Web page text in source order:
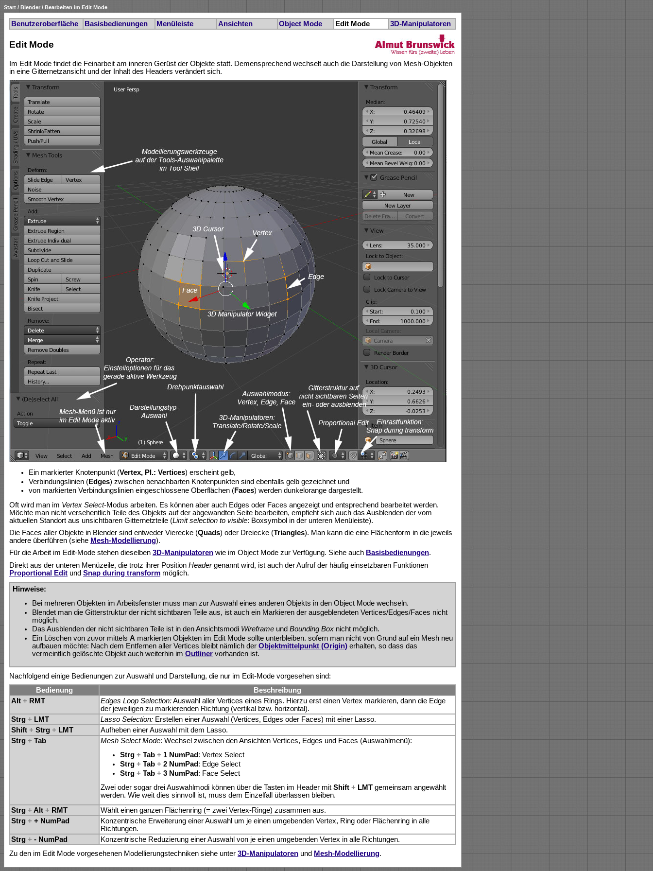
Start / Blender / Bearbeiten im Edit Mode
Benutzeroberfläche Basisbedienungen Menüleiste Ansichten Object Mode Edit Mode 3D-Manipulatoren
Edit Mode
Im Edit Mode findet die Feinarbeit am inneren Gerüst der Objekte statt. Demensprechend wechselt auch die Darstellung von Mesh-Objekten
in eine Gitternetzansicht und der Inhalt des Headers verändert sich.
Ein markierter Knotenpunkt (Vertex, Pl.: Vertices) erscheint gelb,
Verbindungslinien (Edges) zwischen benachbarten Knotenpunkten sind ebenfalls gelb gezeichnet und
von markierten Verbindungslinien eingeschlossene Oberflächen (Faces) werden dunkelorange dargestellt.
Oft wird man im Vertex Select-Modus arbeiten. Es können aber auch Edges oder Faces angezeigt und entsprechend bearbeitet werden.
Möchte man nicht versehentlich Teile des Objekts auf der abgewandten Seite bearbeiten, empfieht sich auch das Ausblenden der vom
aktuellen Standort aus unsichtbaren Gitternetzteile (Limit selection to visible: Boxsymbol in der unteren Menüleiste).
Die Faces aller Objekte in Blender sind entweder Vierecke (Quads) oder Dreiecke (Triangles). Man kann die eine Flächenform in die jeweils
andere überführen (siehe Mesh-Modellierung).
Für die Arbeit im Edit-Mode stehen dieselben 3D-Manipulatoren wie im Object Mode zur Verfügung. Siehe auch Basisbedienungen.
Direkt aus der unteren Menüzeile, die trotz ihrer Position Headergenannt wird, ist auch der Aufruf der häufig einsetzbaren Funktionen
Proportional Edit und Snap during transform möglich.
Hinweise:
Bei mehreren Objekten im Arbeitsfenster muss man zur Auswahl eines anderen Objekts in den Object Mode wechseln.
Blendet man die Gitterstruktur der nicht sichtbaren Teile aus, ist auch ein Markieren der ausgeblendeten Vertices/Edges/Faces nicht
möglich.
Das Ausblenden der nicht sichtbaren Teile ist in den Ansichtsmodi Wireframe und Bounding Box nicht möglich.
Ein Löschen von zuvor mittels A markierten Objekten im Edit Mode sollte unterbleiben. sofern man nicht von Grund auf ein Mesh neu
aufbauen möchte: Nach dem Entfernen aller Vertices bleibt nämlich der Objektmittelpunkt (Origin) erhalten, so dass das
vermeintlich gelöschte Objekt auch weiterhin im Outliner vorhanden ist.
Nachfolgend einige Bedienungen zur Auswahl und Darstellung, die nur im Edit-Mode vorgesehen sind:
Bedienung
Beschreibung
Alt + RMT Edges Loop Selection:Auswahl aller Vertices eines Rings. Hierzu erst einen Vertex markieren, dann die Edge
der jeweiligen zu markierenden Richtung (vertikal bzw. horizontal).
Strg + LMT Lasso Selection: Erstellen einer Auswahl (Vertices, Edges oder Faces) mit einer Lasso.
Shift + Strg + LMT
Aufheben einer Auswahl mit dem Lasso.
Strg + Tab Mesh Select Mode: Wechsel zwischen den Ansichten Vertices, Edges und Faces (Auswahlmenü):
Strg + Tab + 1 NumPad: Vertex Select
Strg + Tab + 2 NumPad : Edge Select
Strg + Tab + 3 NumPad: Face Select
Zwei oder sogar drei Auswahlmodi können über die Tasten im Header mit Shift + LMT gemeinsam angewählt
werden. Wie weit dies sinnvoll ist, muss dem Einzelfall überlassen bleiben.
Strg + Alt + RMT
Wählt einen ganzen Flächenring (= zwei Vertex-Ringe) zusammen aus.
Strg + + NumPad
Konzentrische Erweiterung einer Auswahl um je einen umgebenden Vertex, Ring oder Flächenring in alle
Richtungen.
Strg + - NumPad
Konzentrische Reduzierung einer Auswahl von je einen umgebenden Vertex in alle Richtungen.
Zu den im Edit Mode vorgesehenen Modellierungstechniken siehe unter 3D-Manipulatoren und Mesh-Modellierung.